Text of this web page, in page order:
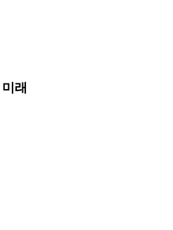
래